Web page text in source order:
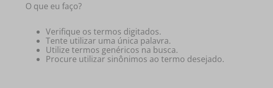
O que eu faço?
Verifique os termos digitados.
Tente utilizar uma única palavra.
Utilize termos genéricos na busca.
Procure utilizar sinônimos ao termo desejado.